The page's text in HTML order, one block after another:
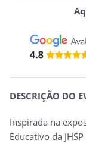
DESCRIÇÃO DO
Inspirada na
Educativo da